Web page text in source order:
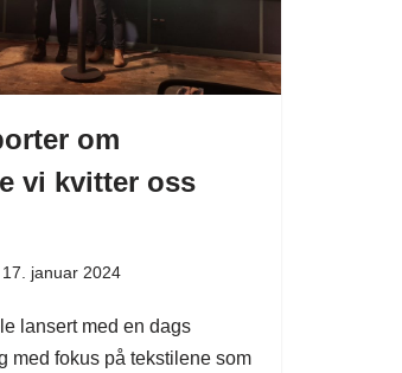
om
vi kvitter oss
17. januar 2024
lansert med en dags
med fokus på tekstilene som